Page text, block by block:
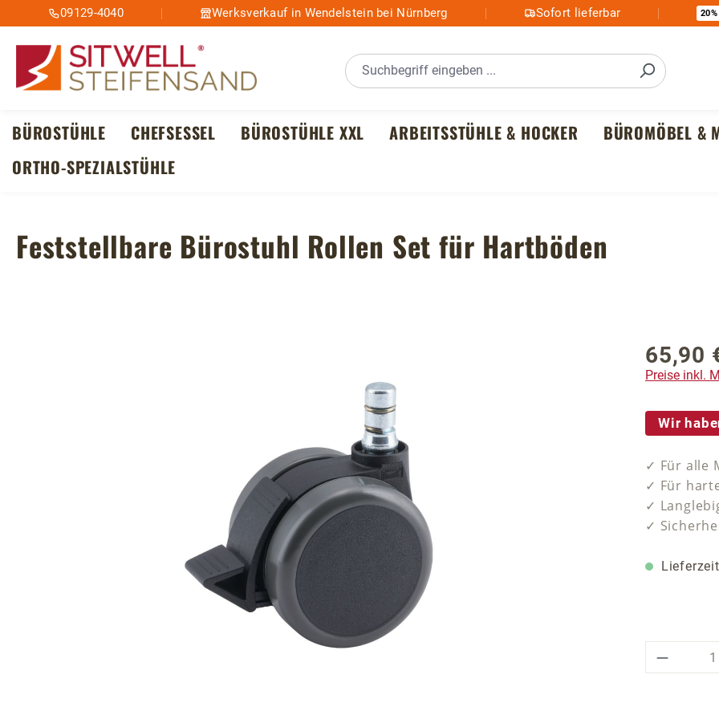
Hauptinhalt springen
Zur Suche springen
Zur Hauptnavigation springen
09129-4040 Werksverkauf in Wendelstein bei Nürnberg Sofort lieferbar 20%
BÜROSTÜHLE CHEFSESSEL BÜROSTÜHLE XXL ARBEITSSTÜHLE & HOCKER BÜROMÖBEL &
ORTHO-SPEZIALSTÜHLE
Feststellbare Bürostuhl Rollen Set für Hartböden
Regulärer
65,90
Preise inkl.
Wir
✓ Für alle
✓ Für
✓
✓